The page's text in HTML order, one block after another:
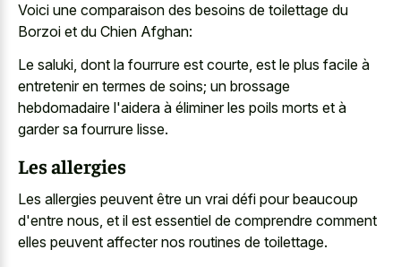
Voici une comparaison des besoins de toilettage du
Borzoi et du Chien Afghan:
Le saluki, dont la fourrure est courte, est le plus facile à
entretenir en termes de soins; un brossage
hebdomadaire l'aidera à éliminer les poils morts et à
garder sa fourrure lisse.
Les allergies
Les allergies peuvent être un vrai défi pour beaucoup
d'entre nous, et il est essentiel de comprendre comment
elles peuvent affecter nos routines de toilettage.